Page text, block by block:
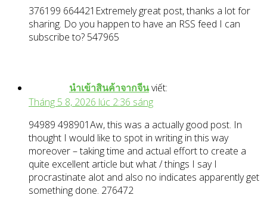
376199 664421Extremely great post, thanks a lot for
sharing. Do you happen to have an RSS feed I can
subscribe to? 547965
นำเข้าสินค้าจากจีนviết:
Tháng 5 8, 2026 lúc 2:36 sáng
94989 498901Aw, this was a actually good post. In
thought I would like to spot in writing in this way
moreover – taking time and actual effort to create a
quite excellent article but what / things I say I
procrastinate alot and also no indicates apparently get
something done. 276472